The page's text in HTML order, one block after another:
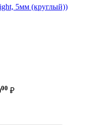
5мм (круглый))
00 ₽